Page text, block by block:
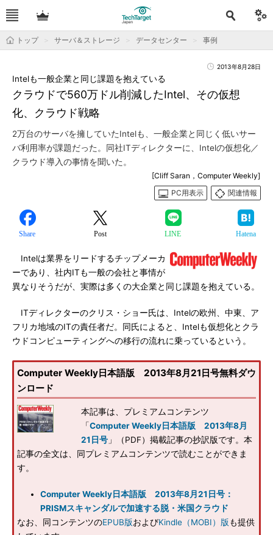
トップ サーバ＆ストレージ データセンター 事例
2013年8月28日
クラウドで560万ドル削減したIntel、その仮想
化、クラウド戦略
Intelも一般企業と同じ課題を抱えている
2万台のサーバを擁していたIntelも、一般企業と同じく低いサー
バ利用率が課題だった。同社ITディレクターに、Intelの仮想化／
クラウド導入の事情を聞いた。
[Cliff Saran，Computer Weekly]
PC用表示
関連情報
Share Post LINE Hatena
Intelは業界をリードするチップメーカ
ーであり、社内ITも一般の会社と事情が
異なりそうだが、実際は多くの大企業と同じ課題を抱えている。
ITディレクターのクリス・ショー氏は、Intelの欧州、中東、ア
フリカ地域のITの責任者だ。同氏によると、Intelも仮想化とクラ
ウドコンピューティングへの移行の流れに乗っているという。
Computer Weekly日本語版 2013年8月21日号無料ダウ
ンロード
本記事は、プレミアムコンテンツ
「Computer Weekly日本語版 2013年8月
21日号 」（PDF）掲載記事の抄訳版です。本
記事の全文は、同プレミアムコンテンツで読むことができま
す。
Computer Weekly日本語版 2013年8月21日号：
PRISMスキャンダルで加速する脱・米国クラウド
なお、同コンテンツのEPUB版およびKindle（MOBI）版も提供